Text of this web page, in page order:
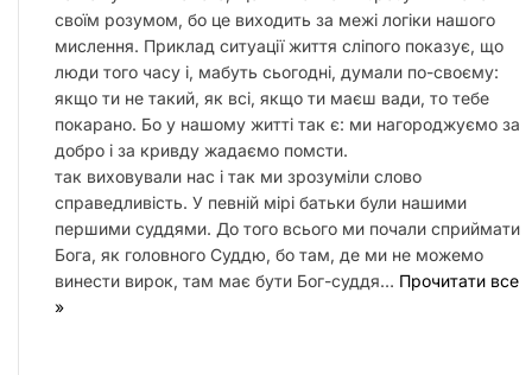
своїм розумом, бо це виходить за межі логіки нашого
мислення. Приклад ситуації життя сліпого показує, що
люди того часу і, мабуть сьогодні, думали по-своєму:
якщо ти не такий, як всі, якщо ти маєш вади, то тебе
покарано. Бо у нашому житті так є: ми нагороджуємо за
добро і за кривду жадаємо помсти.
так виховували нас і так ми зрозуміли слово
справедливість. У певній мірі батьки були нашими
першими суддями. До того всього ми почали сприймати
Бога, як головного Суддю, бо там, де ми не можемо
винести вирок, там має бути Бог-суддя… Прочитати все
»